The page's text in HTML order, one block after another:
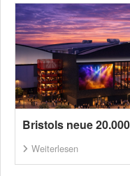
Bristols neue
Weiterlesen